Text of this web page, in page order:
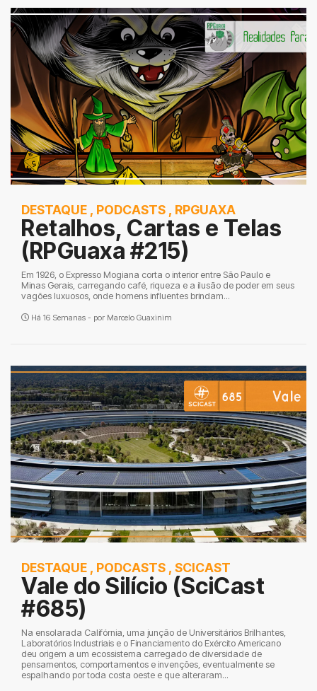
DESTAQUE , PODCASTS , RPGUAXA
Retalhos, Cartas e Telas
(RPGuaxa #215)
Em 1926, o Expresso Mogiana corta o interior entre São Paulo e
Minas Gerais, carregando café, riqueza e a ilusão de poder em seus
vagões luxuosos, onde homens influentes brindam...
Há 16 Semanas - por Marcelo Guaxinim
DESTAQUE , PODCASTS , SCICAST
Vale do Silício (SciCast
#685)
Na ensolarada Califórnia, uma junção de Universitários Brilhantes,
Laboratórios Industriais e o Financiamento do Exército Americano
deu origem a um ecossistema carregado de diversidade de
pensamentos, comportamentos e invenções, eventualmente se
espalhando por toda costa oeste e que alteraram...